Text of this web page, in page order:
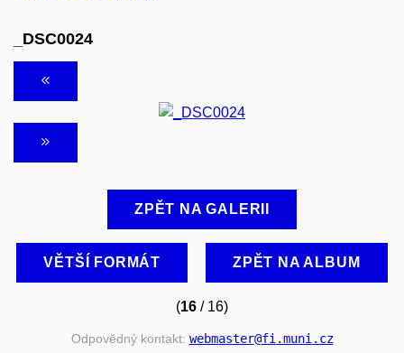
_DSC0024
ZPĚT NA GALERII
VĚTŠÍ FORMÁT ZPĚT NA ALBUM
(16 / 16)
Odpovědný kontakt: webmaster@fi.muni.cz